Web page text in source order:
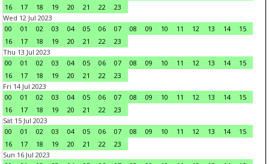
16
17 18 19 20 21 22
23
Wed 12 Jul 2023
00
01 02 03 04 05 06 07 08 09 10 11 12 13 14
15
16
17 18 19 20 21 22
23
Thu 13 Jul 2023
00
01 02 03 04 05 06 07 08 09 10 11 12 13 14
15
16
17 18 19 20 21 22
23
Fri 14 Jul 2023
00
01 02 03 04 05 06 07 08 09 10 11 12 13 14
15
16
17 18 19 20 21 22
23
Sat 15 Jul 2023
00
01 02 03 04 05 06 07 08 09 10 11 12 13 14
15
16
17 18 19 20 21 22
23
Sun 16 Jul 2023